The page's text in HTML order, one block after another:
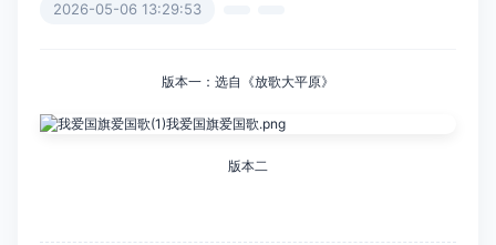
2026-05-06 13:29:53
版本一：选自《放歌大平原》
版本二